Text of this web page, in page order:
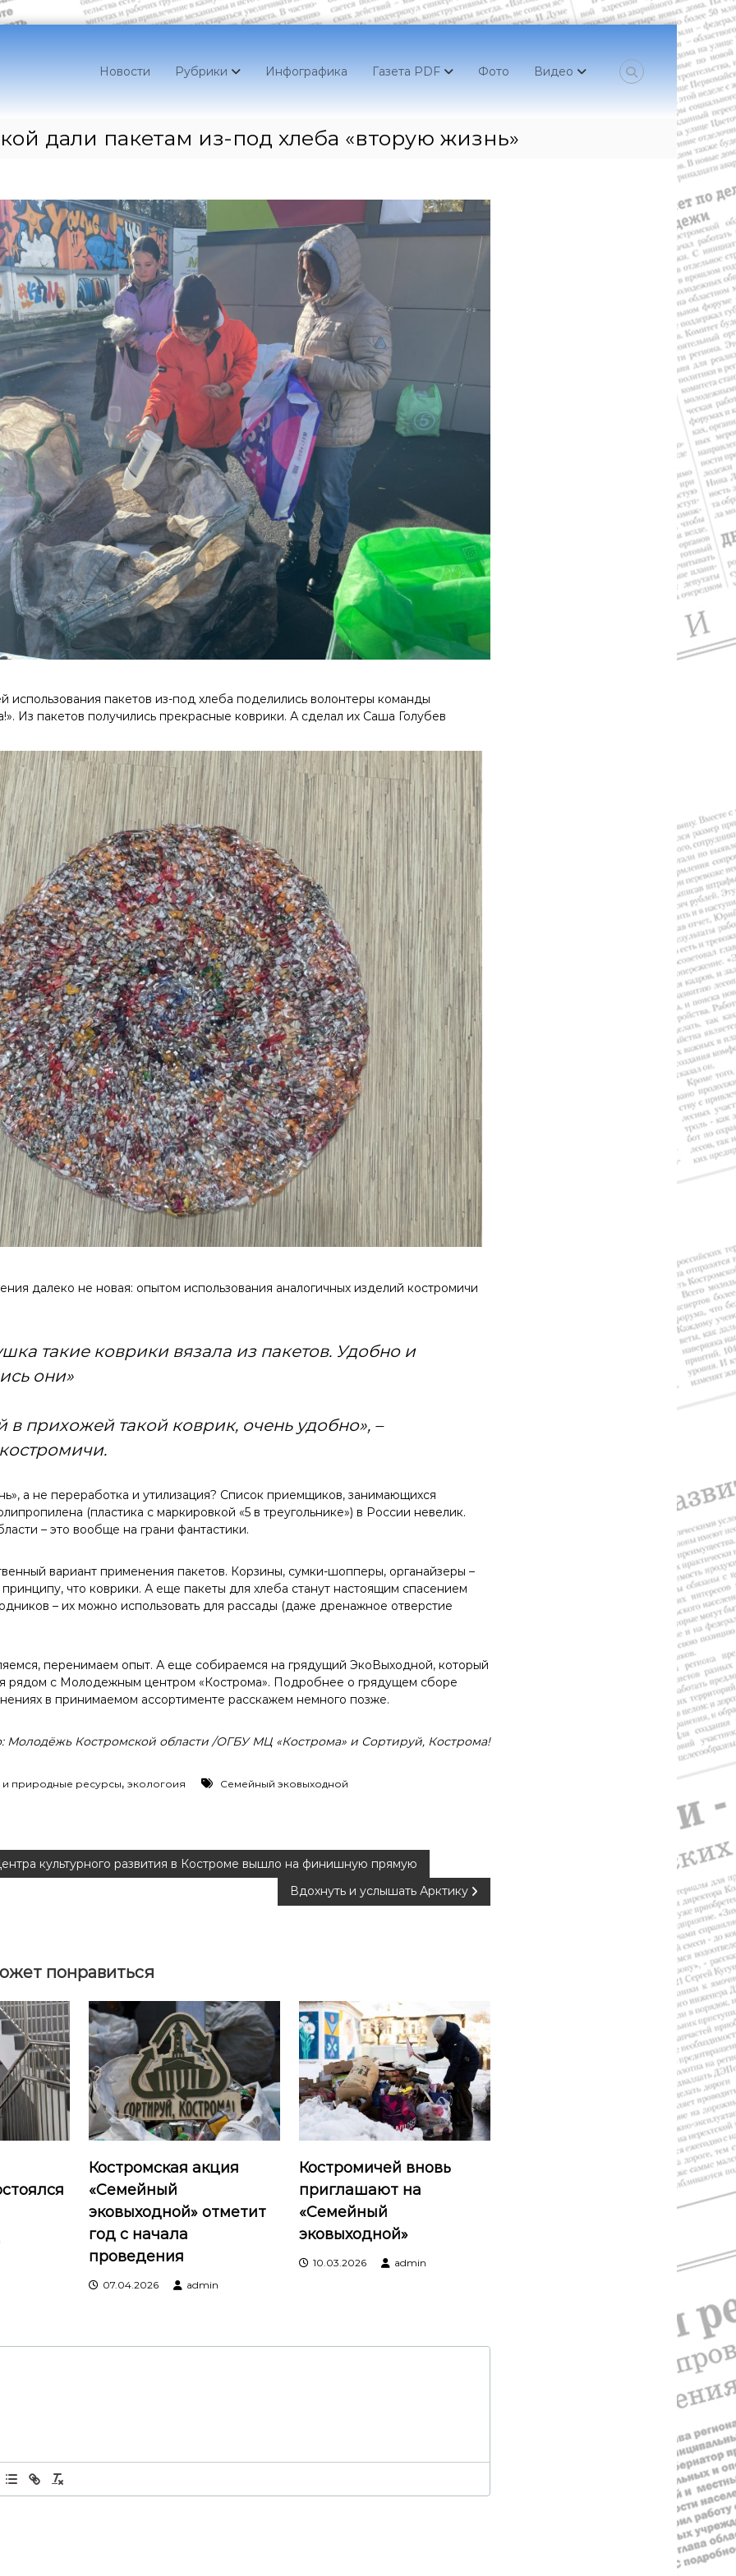
Новости Рубрики Инфографика Газета PDF Фото Видео
дали пакетам из-под хлеба «вторую жизнь»
использования пакетов из-под хлеба поделились волонтеры команды
Из пакетов получились прекрасные коврики. А сделал их Саша Голубев
далеко не новая: опытом использования аналогичных изделий костромичи
такие коврики вязала из пакетов. Удобно и
они»
в прихожей такой коврик, очень удобно», –
а не переработка и утилизация? Список приемщиков, занимающихся
(пластика с маркировкой «5 в треугольнике») в России невелик.
– это вообще на грани фантастики.
вариант применения пакетов. Корзины, сумки-шопперы, органайзеры –
что коврики. А еще пакеты для хлеба станут настоящим спасением
– их можно использовать для рассады (даже дренажное отверстие
перенимаем опыт. А еще собираемся на грядущий ЭкоВыходной, который
рядом с Молодежным центром «Кострома». Подробнее о грядущем сборе
в принимаемом ассортименте расскажем немного позже.
Молодёжь Костромской области /ОГБУ МЦ «Кострома» и Сортируй, Кострома!
и природные ресурсы, экологоия Семейный эковыходной
культурного развития в Костроме вышло на финишную прямую
Вдохнуть и услышать Арктику
понравиться
Костромская акция
«Семейный
эковыходной» отметит
год с начала
проведения
07.04.2026 admin
Костромичей вновь
приглашают на
«Семейный
эковыходной»
10.03.2026 admin